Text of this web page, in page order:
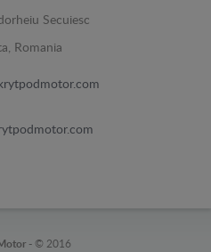
Secuiesc
Romania
- © 2016